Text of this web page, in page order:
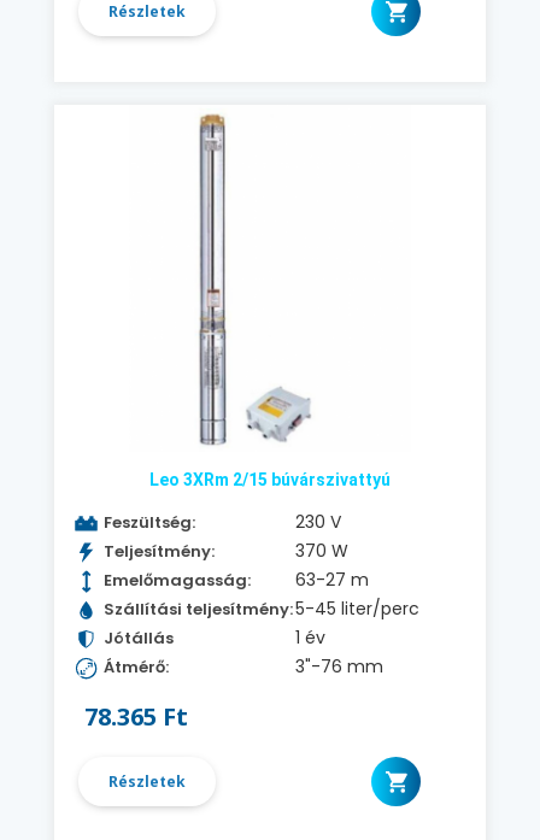
Részletek
Leo 3XRm 2/15 búvárszivattyú
Feszültség: 230 V
Teljesítmény: 370 W
Emelőmagasság: 63-27 m
Szállítási teljesítmény:5-45 liter/perc
Jótállás 1 év
Átmérő: 3"-76 mm
78.365 Ft
Részletek